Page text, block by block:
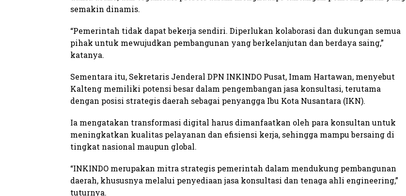
semakin dinamis.
“Pemerintah tidak dapat bekerja sendiri. Diperlukan kolaborasi dan dukungan semua
pihak untuk mewujudkan pembangunan yang berkelanjutan dan berdaya saing,”
katanya.
Sementara itu, Sekretaris Jenderal DPN INKINDO Pusat, Imam Hartawan, menyebut
Kalteng memiliki potensi besar dalam pengembangan jasa konsultasi, terutama
dengan posisi strategis daerah sebagai penyangga Ibu Kota Nusantara (IKN).
Ia mengatakan transformasi digital harus dimanfaatkan oleh para konsultan untuk
meningkatkan kualitas pelayanan dan efisiensi kerja, sehingga mampu bersaing di
tingkat nasional maupun global.
“INKINDO merupakan mitra strategis pemerintah dalam mendukung pembangunan
daerah, khususnya melalui penyediaan jasa konsultasi dan tenaga ahli engineering,”
tuturnya.